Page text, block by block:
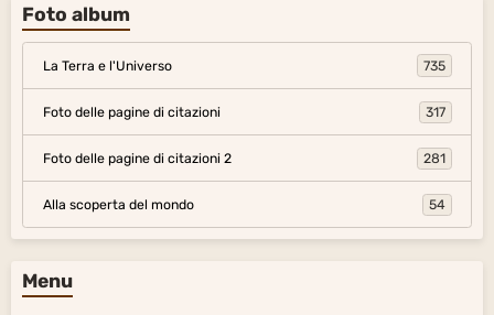
Foto album
La Terra e l'Universo 735
Foto delle pagine di citazioni 317
Foto delle pagine di citazioni 2 281
Alla scoperta del mondo 54
Menu